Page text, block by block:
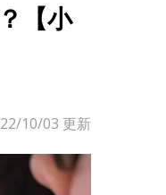
【小
10/03 更新